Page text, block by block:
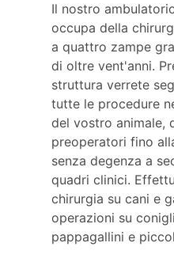
Il nostro
occupa della
a quattro zampe
di oltre vent'anni.
struttura verrete
tutte le procedure
del vostro animale,
preoperatori fino
senza degenza a
quadri clinici.
chirurgia su cani e
operazioni su
pappagallini e